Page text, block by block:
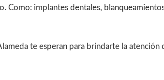
Como: implantes dentales,
te esperan para brindarte la